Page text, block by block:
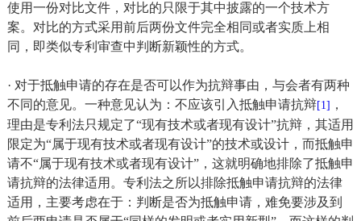
使用一份对比文件，对比的只限于其中披露的一个技术方
案。对比的方式采用前后两份文件完全相同或者实质上相
同，即类似专利审查中判断新颖性的方式。
· 对于抵触申请的存在是否可以作为抗辩事由，与会者有两种
不同的意见。一种意见认为：不应该引入抵触申请抗辩[1] ，
理由是专利法只规定了“现有技术或者现有设计”抗辩，其适用
限定为“属于现有技术或者现有设计”的技术或设计，而抵触申
请不“属于现有技术或者现有设计”，这就明确地排除了抵触申
请抗辩的法律适用。专利法之所以排除抵触申请抗辩的法律
适用，主要考虑在于：判断是否为抵触申请，难免要涉及到